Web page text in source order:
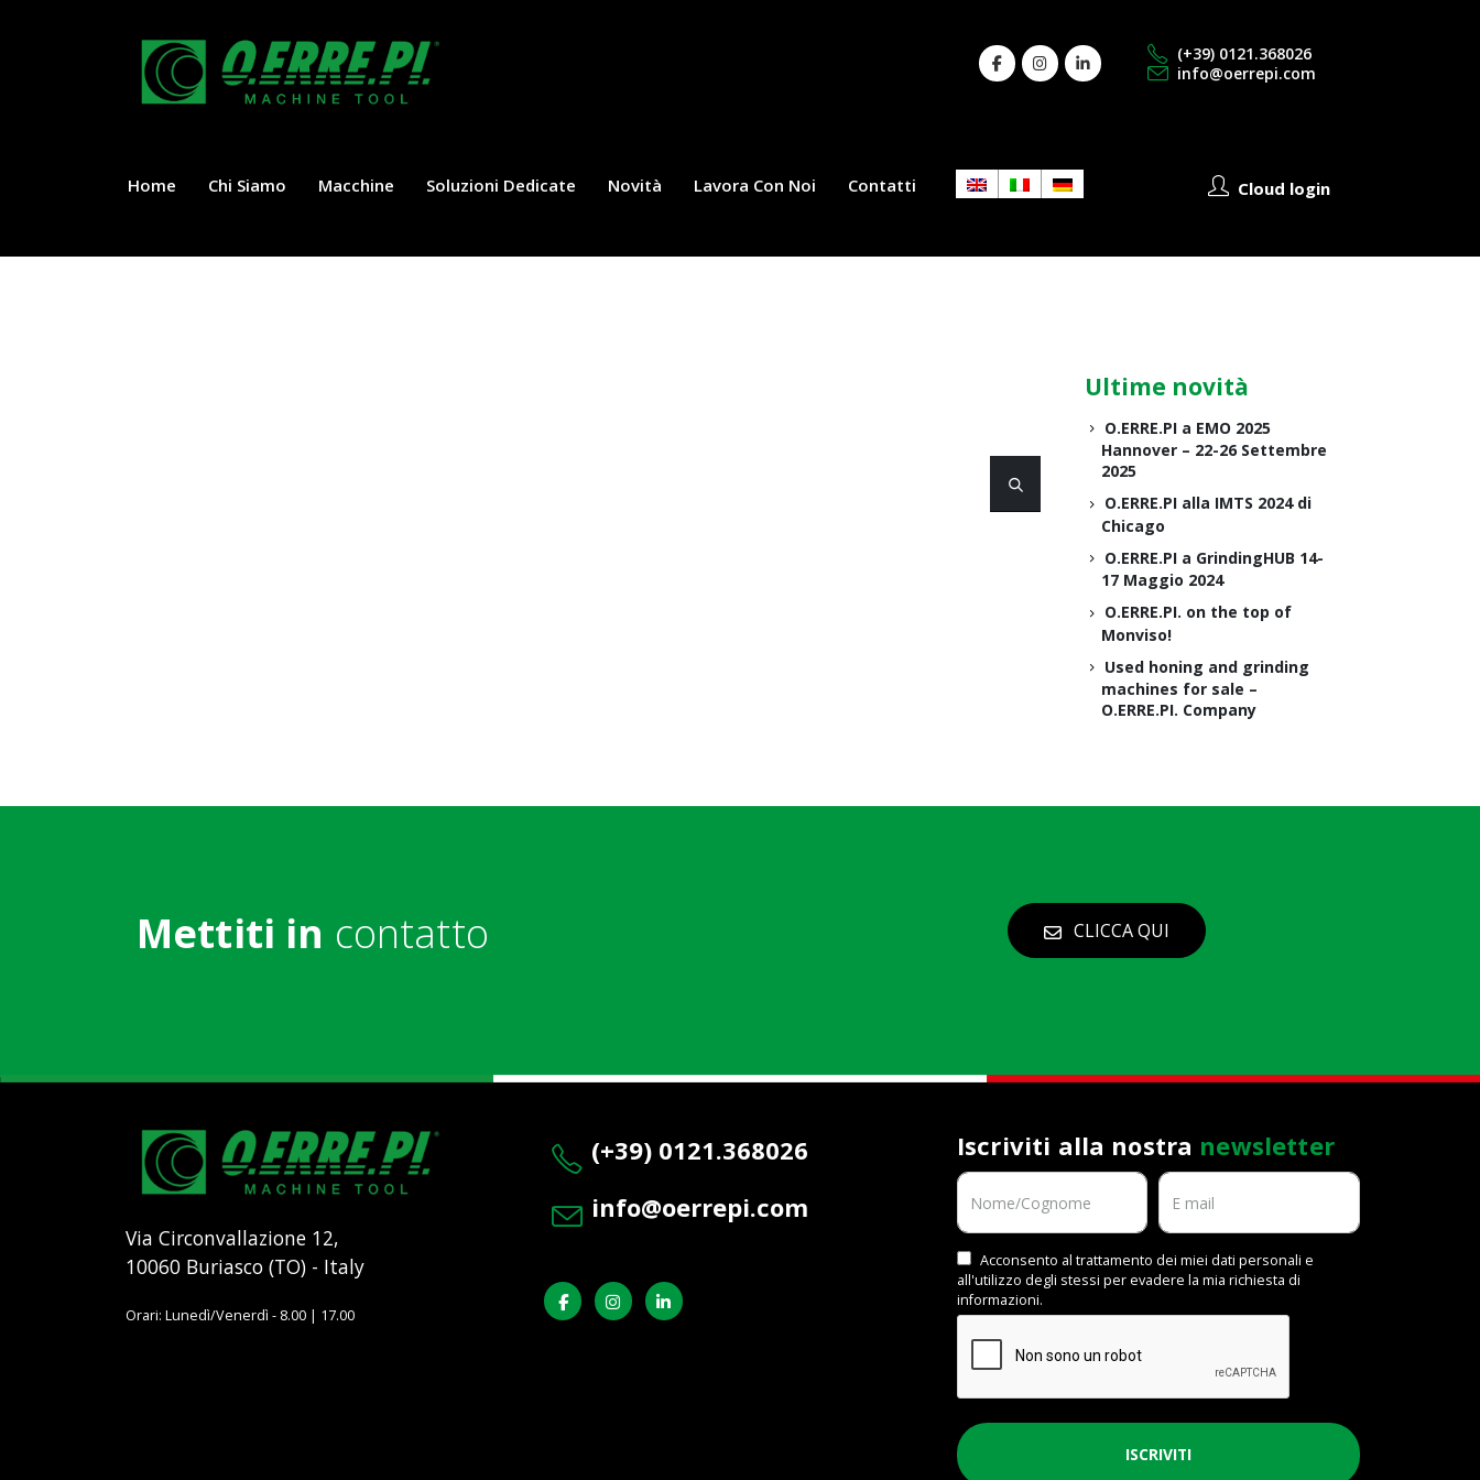
(+39) 0121.368026
info@oerrepi.com
Home Chi Siamo Macchine Soluzioni Dedicate Novità Lavora Con Noi Contatti Cloud login
Ultime novità
O.ERRE.PI a EMO 2025
Hannover – 22-26 Settembre
2025
O.ERRE.PI alla IMTS 2024 di
Chicago
O.ERRE.PI a GrindingHUB 14-
17 Maggio 2024
O.ERRE.PI. on the top of
Monviso!
Used honing and grinding
machines for sale –
O.ERRE.PI. Company
Mettiti in contatto CLICCA QUI
Via Circonvallazione 12,
10060 Buriasco (TO) - Italy
Orari: Lunedì/Venerdì - 8.00 | 17.00
(+39) 0121.368026
info@oerrepi.com
Iscriviti alla nostra newsletter
Acconsento al trattamento dei miei dati personali e
all'utilizzo degli stessi per evadere la mia richiesta di
informazioni.